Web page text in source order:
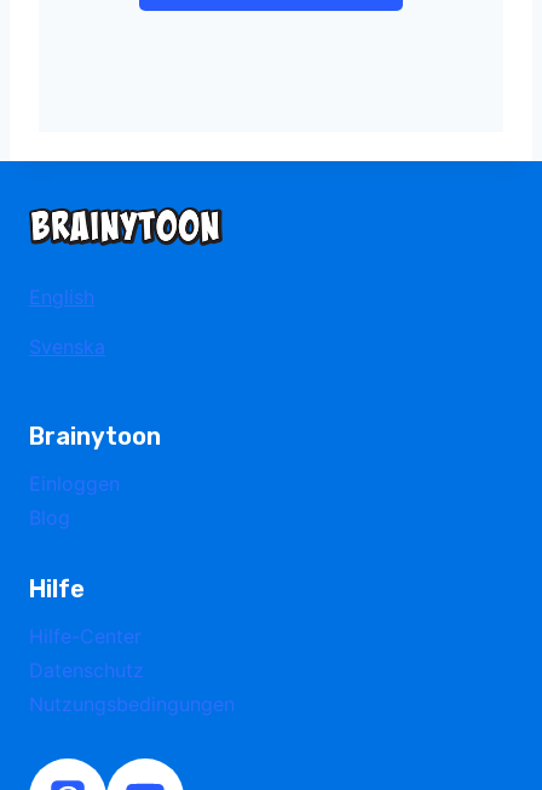
English
Svenska
Brainytoon
Einloggen
Blog
Hilfe
Hilfe-Center
Datenschutz
Nutzungsbedingungen